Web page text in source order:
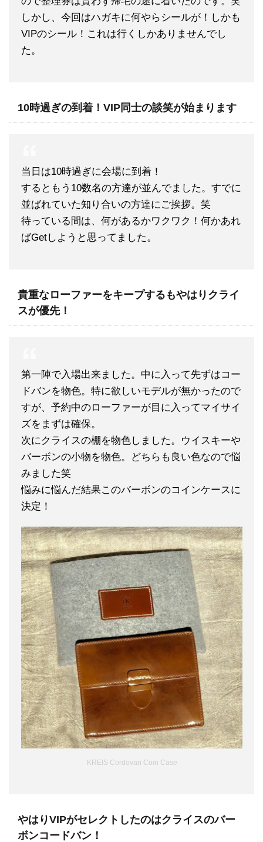
しかし、今回はハガキに何やらシールが！しかも
VIPのシール！これは行くしかありませんでし
た。
10時過ぎの到着！VIP同士の談笑が始まります
当日は10時過ぎに会場に到着！
するともう10数名の方達が並んでました。すでに
並ばれていた知り合いの方達にご挨拶。笑
待っている間は、何があるかワクワク！何かあれ
ばGetしようと思ってました。
貴重なローファーをキープするもやはりクライ
スが優先！
第一陣で入場出来ました。中に入って先ずはコー
ドバンを物色。特に欲しいモデルが無かったので
すが、予約中のローファーが目に入ってマイサイ
ズをまずは確保。
次にクライスの棚を物色しました。ウイスキーや
バーボンの小物を物色。どちらも良い色なので悩
みました笑
悩みに悩んだ結果このバーボンのコインケースに
決定！
KREIS Cordovan Coin Case
やはりVIPがセレクトしたのはクライスのバー
ボンコードバン！